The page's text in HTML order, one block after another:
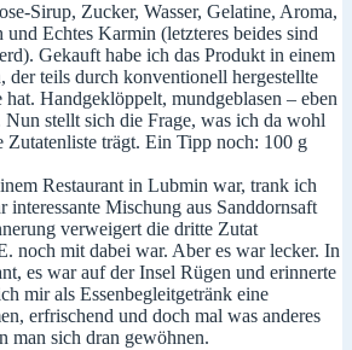
Sirup, Zucker, Wasser, Gelatine, Aroma,
Echtes Karmin (letzteres beides sind
Gekauft habe ich das Produkt in einem
der teils durch konventionell hergestellte
Handgeklöppelt, mundgeblasen – eben
Nun stellt sich die Frage, was ich da wohl
Zutatenliste trägt. Ein Tipp noch: 100 g
Restaurant in Lubmin war, trank ich
interessante Mischung aus Sanddornsaft
verweigert die dritte Zutat
noch mit dabei war. Aber es war lecker. In
es war auf der Insel Rügen und erinnerte
mir als Essenbegleitgetränk eine
erfrischend und doch mal was anderes
man sich dran gewöhnen.